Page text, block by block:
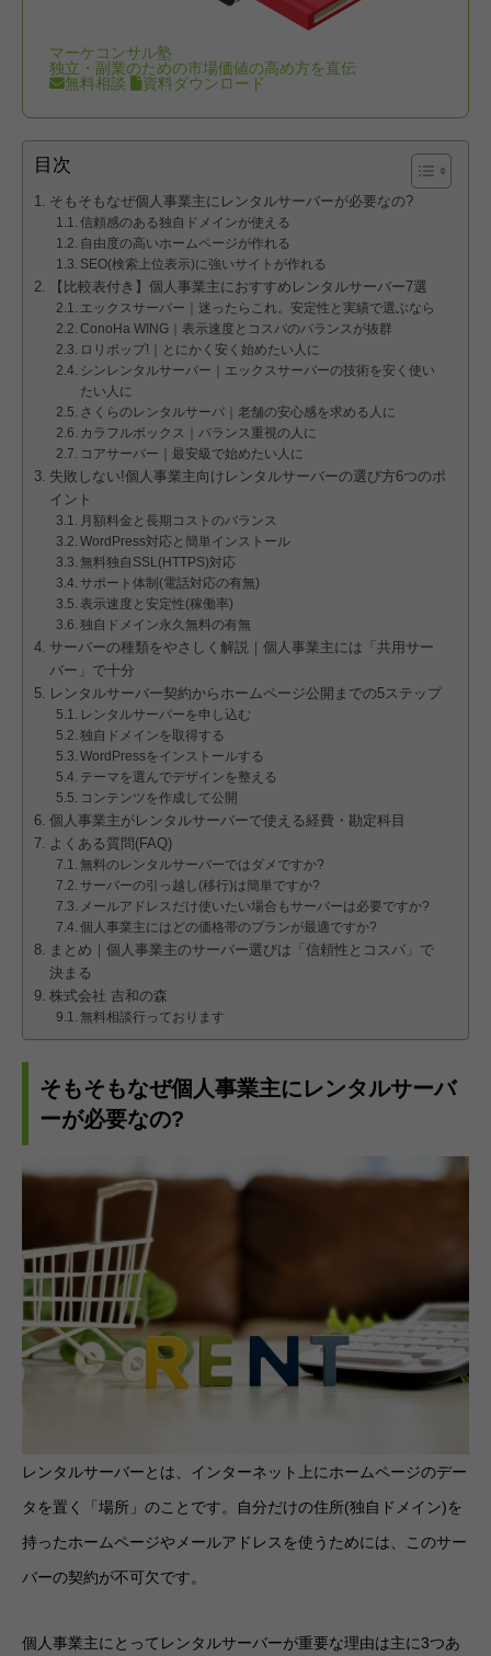
マーケコンサル塾
独立・副業のための市場価値の高め方を直伝
無料相談
資料ダウンロード
目次
そもそもなぜ個人事業主にレンタルサーバーが必要なの?
信頼感のある独自ドメインが使える
自由度の高いホームページが作れる
SEO(検索上位表示)に強いサイトが作れる
【比較表付き】個人事業主におすすめレンタルサーバー7選
エックスサーバー｜迷ったらこれ。安定性と実績で選ぶなら
ConoHa WING｜表示速度とコスパのバランスが抜群
ロリポップ!｜とにかく安く始めたい人に
シンレンタルサーバー｜エックスサーバーの技術を安く使い
たい人に
さくらのレンタルサーバ｜老舗の安心感を求める人に
カラフルボックス｜バランス重視の人に
コアサーバー｜最安級で始めたい人に
失敗しない!個人事業主向けレンタルサーバーの選び方6つのポ
イント
月額料金と長期コストのバランス
WordPress対応と簡単インストール
無料独自SSL(HTTPS)対応
サポート体制(電話対応の有無)
表示速度と安定性(稼働率)
独自ドメイン永久無料の有無
サーバーの種類をやさしく解説｜個人事業主には「共用サー
バー」で十分
レンタルサーバー契約からホームページ公開までの5ステップ
レンタルサーバーを申し込む
独自ドメインを取得する
WordPressをインストールする
テーマを選んでデザインを整える
コンテンツを作成して公開
個人事業主がレンタルサーバーで使える経費・勘定科目
よくある質問(FAQ)
無料のレンタルサーバーではダメですか?
サーバーの引っ越し(移行)は簡単ですか?
メールアドレスだけ使いたい場合もサーバーは必要ですか?
個人事業主にはどの価格帯のプランが最適ですか?
まとめ｜個人事業主のサーバー選びは「信頼性とコスパ」で
決まる
株式会社 吉和の森
無料相談行っております
そもそもなぜ個人事業主にレンタルサーバ
ーが必要なの?
レンタルサーバーとは、インターネット上にホームページのデー
タを置く「場所」のことです。自分だけの住所(独自ドメイン)を
持ったホームページやメールアドレスを使うためには、このサー
バーの契約が不可欠です。
個人事業主にとってレンタルサーバーが重要な理由は主に3つあ